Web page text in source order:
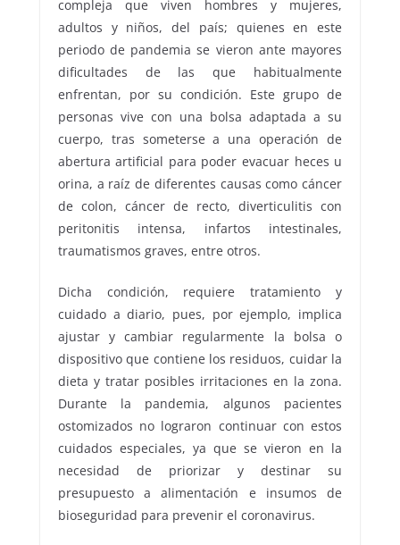
compleja que viven hombres y mujeres,
adultos y niños, del país; quienes en este
periodo de pandemia se vieron ante mayores
dificultades de las que habitualmente
enfrentan, por su condición. Este grupo de
personas vive con una bolsa adaptada a su
cuerpo, tras someterse a una operación de
abertura artificial para poder evacuar heces u
orina, a raíz de diferentes causas como cáncer
de colon, cáncer de recto, diverticulitis con
peritonitis intensa, infartos intestinales,
traumatismos graves, entre otros.
Dicha condición, requiere tratamiento y
cuidado a diario, pues, por ejemplo, implica
ajustar y cambiar regularmente la bolsa o
dispositivo que contiene los residuos, cuidar la
dieta y tratar posibles irritaciones en la zona.
Durante la pandemia, algunos pacientes
ostomizados no lograron continuar con estos
cuidados especiales, ya que se vieron en la
necesidad de priorizar y destinar su
presupuesto a alimentación e insumos de
bioseguridad para prevenir el coronavirus.